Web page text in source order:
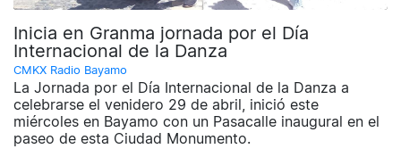
Inicia en Granma jornada por el Día
Internacional de la Danza
CMKX Radio Bayamo
La Jornada por el Día Internacional de la Danza a
celebrarse el venidero 29 de abril, inició este
miércoles en Bayamo con un Pasacalle inaugural en el
paseo de esta Ciudad Monumento.